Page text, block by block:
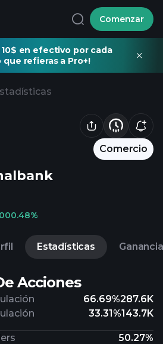
Comenzar
10$ en efectivo por cada
que refieras a Pro+!
Comercio
0.48%
Estadísticas
Acciones
66.69%287.6K
33.31%143.7K
50.27%